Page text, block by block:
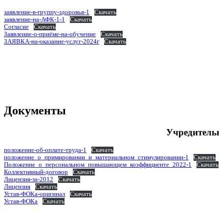
заявление-в-группу-здоровья-1
Скачать
заявление-на-АФК-1-1
Скачать
Согласие
Скачать
Заявление-о-приёме-на-обучение
Скачать
ЗАЯВКА-на-оказание-услуг-2024г
Скачать
Документы
положение-об-оплате-труда-1
Скачать
положение_о_примировании_и_материальном_стимулировании-1
Скачать
Положение_о_персональном_повышающем_коэффициенте_2022-1
Скачать
Коллективный-договор
Скачать
Лицензия-за-2012
Скачать
Лицензия
Скачать
Устав-ФОКа-оригинал
Скачать
Устав-ФОКа
Скачать